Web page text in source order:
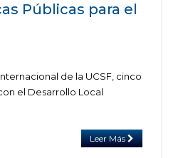
Públicas para el
de la UCSF, cinco
el Desarrollo Local
Leer Más